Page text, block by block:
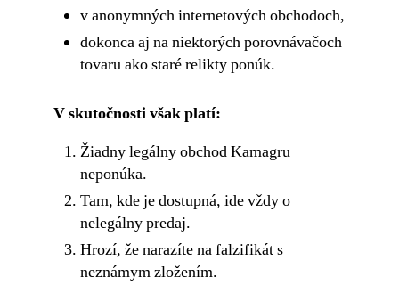
v anonymných internetových obchodoch,
dokonca aj na niektorých porovnávačoch
tovaru ako staré relikty ponúk.
V skutočnosti však platí:
Žiadny legálny obchod Kamagru
neponúka.
Tam, kde je dostupná, ide vždy o
nelegálny predaj.
Hrozí, že narazíte na falzifikát s
neznámym zložením.